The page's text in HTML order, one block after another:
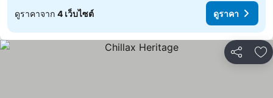
ดูราคาจาก 4 เว็บไซต์ ดูราคา
แชร์ เ